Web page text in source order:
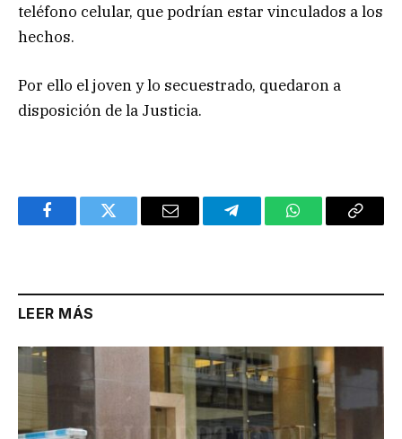
teléfono celular, que podrían estar vinculados a los
hechos.
Por ello el joven y lo secuestrado, quedaron a
disposición de la Justicia.
FacebookTwitter Email TelegramWhatsAppCopy
LEER MÁS